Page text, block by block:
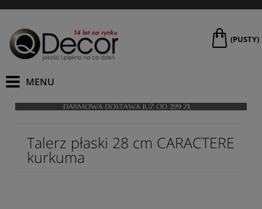
(PUSTY)
Talerz płaski 28 cm CARACTERE
kurkuma